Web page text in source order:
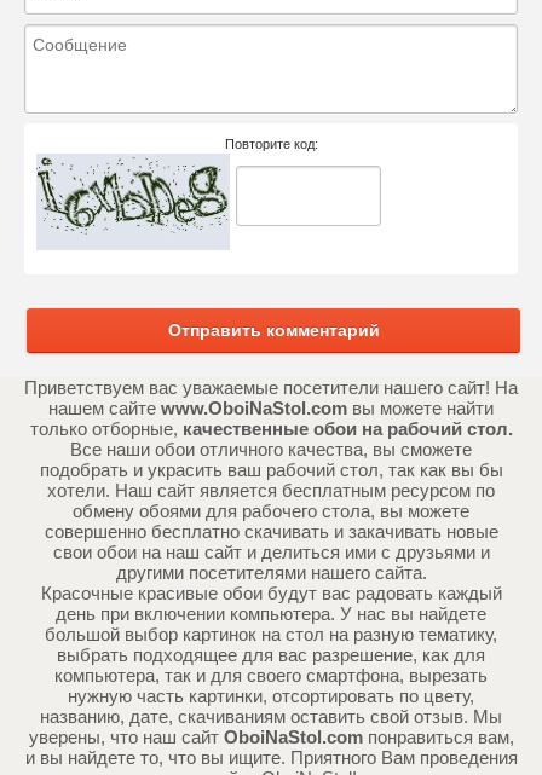
Повторите код:
Отправить комментарий
Приветствуем вас уважаемые посетители нашего сайт! На
нашем сайте www.OboiNaStol.com вы можете найти
только отборные, качественные обои на рабочий стол.
Все наши обои отличного качества, вы сможете
подобрать и украсить ваш рабочий стол, так как вы бы
хотели. Наш сайт является бесплатным ресурсом по
обмену обоями для рабочего стола, вы можете
совершенно бесплатно скачивать и закачивать новые
свои обои на наш сайт и делиться ими с друзьями и
другими посетителями нашего сайта.
Красочные красивые обои будут вас радовать каждый
день при включении компьютера. У нас вы найдете
большой выбор картинок на стол на разную тематику,
выбрать подходящее для вас разрешение, как для
компьютера, так и для своего смартфона, вырезать
нужную часть картинки, отсортировать по цвету,
названию, дате, скачиваниям оставить свой отзыв. Мы
уверены, что наш сайт OboiNaStol.comпонравиться вам,
и вы найдете то, что вы ищите. Приятного Вам проведения